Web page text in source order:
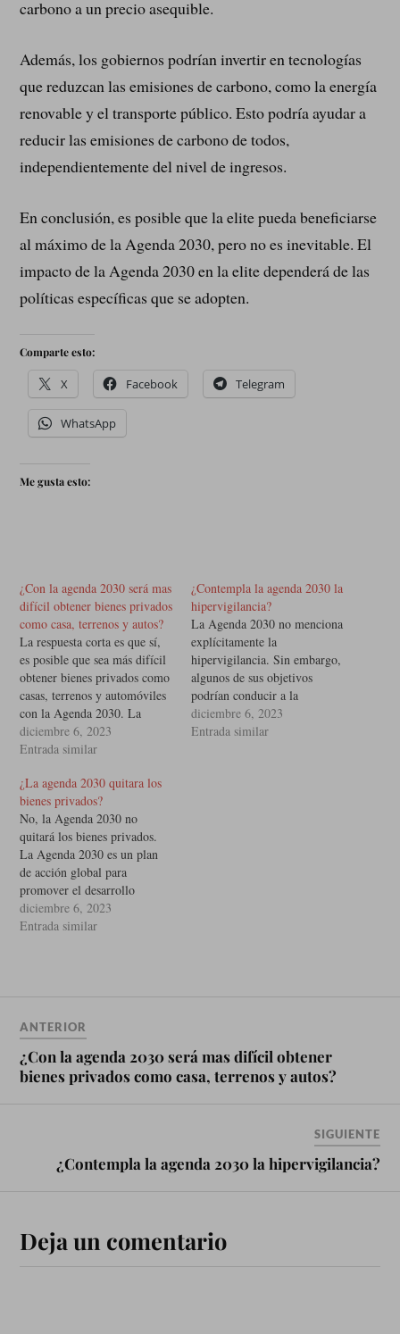
carbono a un precio asequible.
Además, los gobiernos podrían invertir en tecnologías
que reduzcan las emisiones de carbono, como la energía
renovable y el transporte público. Esto podría ayudar a
reducir las emisiones de carbono de todos,
independientemente del nivel de ingresos.
En conclusión, es posible que la elite pueda beneficiarse
al máximo de la Agenda 2030, pero no es inevitable. El
impacto de la Agenda 2030 en la elite dependerá de las
políticas específicas que se adopten.
Comparte esto:
X Facebook Telegram
WhatsApp
Me gusta esto:
¿Con la agenda 2030 será mas
difícil obtener bienes privados
como casa, terrenos y autos?
La respuesta corta es que sí,
es posible que sea más difícil
obtener bienes privados como
casas, terrenos y automóviles
con la Agenda 2030. La
Agenda 2030 tiene como
objetivo promover el
incluye la protección del
medio ambiente. Esto podría
conducir a políticas que hagan
que sea…
diciembre 6, 2023
Entrada similar
¿Contempla la agenda 2030 la
hipervigilancia?
La Agenda 2030 no menciona
explícitamente la
hipervigilancia. Sin embargo,
algunos de sus objetivos
podrían conducir a la
implementación de políticas
de hipervigilancia. Por
diciembre 6, 2023
Entrada similar
¿La agenda 2030 quitara los
bienes privados?
No, la Agenda 2030 no
quitará los bienes privados.
La Agenda 2030 es un plan
de acción global para
promover el desarrollo
sostenible. Fue adoptada por
los 193 Estados miembros de
diciembre 6, 2023
Entrada similar
ANTERIOR
¿Con la agenda 2030 será mas difícil obtener
bienes privados como casa, terrenos y autos?
SIGUIENTE
¿Contempla la agenda 2030 la hipervigilancia?
Deja un comentario